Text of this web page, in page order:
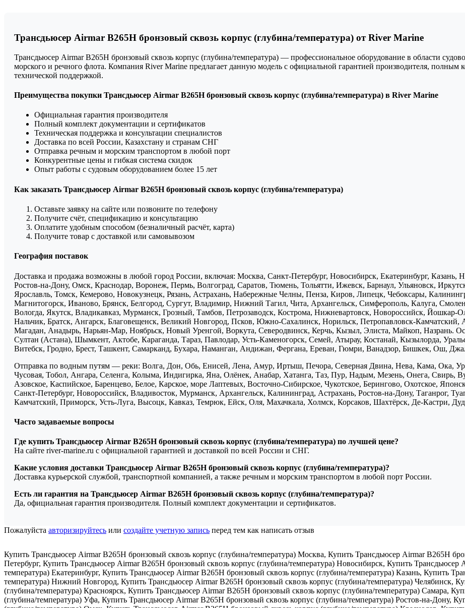
Трансдьюсер Airmar B265H бронзовый сквозь корпус (глубина/температура) от River Marine
Трансдьюсер Airmar B265H бронзовый сквозь корпус (глубина/температура) — профессиональное оборудование в области
морского и речного флота. Компания River Marine предлагает данную модель с официальной гарантией производителя,
технической поддержкой.
Преимущества покупки Трансдьюсер Airmar B265H бронзовый сквозь корпус (глубина/температура) в River Marine
Официальная гарантия производителя
Полный комплект документации и сертификатов
Техническая поддержка и консультации специалистов
Доставка по всей России, Казахстану и странам СНГ
Отправка речным и морским транспортом в любой порт
Конкурентные цены и гибкая система скидок
Опыт работы с судовым оборудованием более 15 лет
Как заказать Трансдьюсер Airmar B265H бронзовый сквозь корпус (глубина/температура)
Оставьте заявку на сайте или позвоните по телефону
Получите счёт, спецификацию и консультацию
Оплатите удобным способом (безналичный расчёт, карта)
Получите товар с доставкой или самовывозом
География поставок
Доставка и продажа возможны в любой город России, включая: Москва, Санкт-Петербург, Новосибирск, Екатеринбург,
Ростов-на-Дону, Омск, Краснодар, Воронеж, Пермь, Волгоград, Саратов, Тюмень, Тольятти, Ижевск, Барнаул, Ульяновск,
Ярославль, Томск, Кемерово, Новокузнецк, Рязань, Астрахань, Набережные Челны, Пенза, Киров, Липецк, Чебоксары,
Магнитогорск, Иваново, Брянск, Белгород, Сургут, Владимир, Нижний Тагил, Чита, Архангельск, Симферополь, Калуга,
Вологда, Якутск, Владикавказ, Мурманск, Грозный, Тамбов, Петрозаводск, Кострома, Нижневартовск, Новороссийск, Йошкар-
Нальчик, Братск, Ангарск, Благовещенск, Великий Новгород, Псков, Южно-Сахалинск, Норильск, Петропавловск-
Магадан, Анадырь, Нарьян-Мар, Ноябрьск, Новый Уренгой, Воркута, Северодвинск, Керчь, Кызыл, Элиста, Майкоп, Назрань.
Султан (Астана), Шымкент, Актобе, Караганда, Тараз, Павлодар, Усть-Каменогорск, Семей, Атырау, Костанай, Кызылорда,
Витебск, Гродно, Брест, Ташкент, Самарканд, Бухара, Наманган, Андижан, Фергана, Ереван, Гюмри, Ванадзор, Бишкек, Ош,
Отправка по водным путям — реки: Волга, Дон, Обь, Енисей, Лена, Амур, Иртыш, Печора, Северная Двина, Нева, Кама, Ока,
Чусовая, Тобол, Ангара, Селенга, Колыма, Индигирка, Яна, Олёнек, Анабар, Хатанга, Таз, Пур, Надым, Мезень, Онега, Свирь,
Азовское, Каспийское, Баренцево, Белое, Карское, море Лаптевых, Восточно-Сибирское, Чукотское, Берингово, Охотское,
Санкт-Петербург, Новороссийск, Владивосток, Мурманск, Архангельск, Калининград, Астрахань, Ростов-на-Дону, Таганрог,
Камчатский, Приморск, Усть-Луга, Высоцк, Кавказ, Темрюк, Ейск, Оля, Махачкала, Холмск, Корсаков, Шахтёрск, Де-Кастри,
Часто задаваемые вопросы
Где купить Трансдьюсер Airmar B265H бронзовый сквозь корпус (глубина/температура) по лучшей цене?
На сайте river-marine.ru с официальной гарантией и доставкой по всей России и СНГ.
Какие условия доставки Трансдьюсер Airmar B265H бронзовый сквозь корпус (глубина/температура)?
Доставка курьерской службой, транспортной компанией, а также речным и морским транспортом в любой порт России.
Есть ли гарантия на Трансдьюсер Airmar B265H бронзовый сквозь корпус (глубина/температура)?
Да, официальная гарантия производителя. Полный комплект документации и сертификатов.
Пожалуйста авторизируйтесь или создайте учетную запись перед тем как написать отзыв
Купить Трансдьюсер Airmar B265H бронзовый сквозь корпус (глубина/температура) Москва, Купить Трансдьюсер Airmar B265H
Петербург, Купить Трансдьюсер Airmar B265H бронзовый сквозь корпус (глубина/температура) Новосибирск, Купить Трансдьюсер
температура) Екатеринбург, Купить Трансдьюсер Airmar B265H бронзовый сквозь корпус (глубина/температура) Казань, Купить
температура) Нижний Новгород, Купить Трансдьюсер Airmar B265H бронзовый сквозь корпус (глубина/температура) Челябинск,
(глубина/температура) Красноярск, Купить Трансдьюсер Airmar B265H бронзовый сквозь корпус (глубина/температура) Самара,
(глубина/температура) Уфа, Купить Трансдьюсер Airmar B265H бронзовый сквозь корпус (глубина/температура) Ростов-на-Дону,